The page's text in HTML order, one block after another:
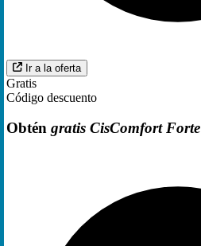
Ir a la oferta
Gratis
Código descuento
Obtén gratis CisComfort Forte